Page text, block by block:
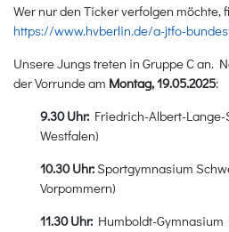
Wer nur den Ticker verfolgen möchte,
https://www.hvberlin.de/a-jtfo-
Unsere Jungs treten in Gruppe C an.
der Vorrunde am Montag, 19.05.2025:
9.30 Uhr: Friedrich-Albert-
Westfalen)
10.30 Uhr: Sportgymnasium
Vorpommern)
11.30 Uhr: Humboldt-Gymnasium